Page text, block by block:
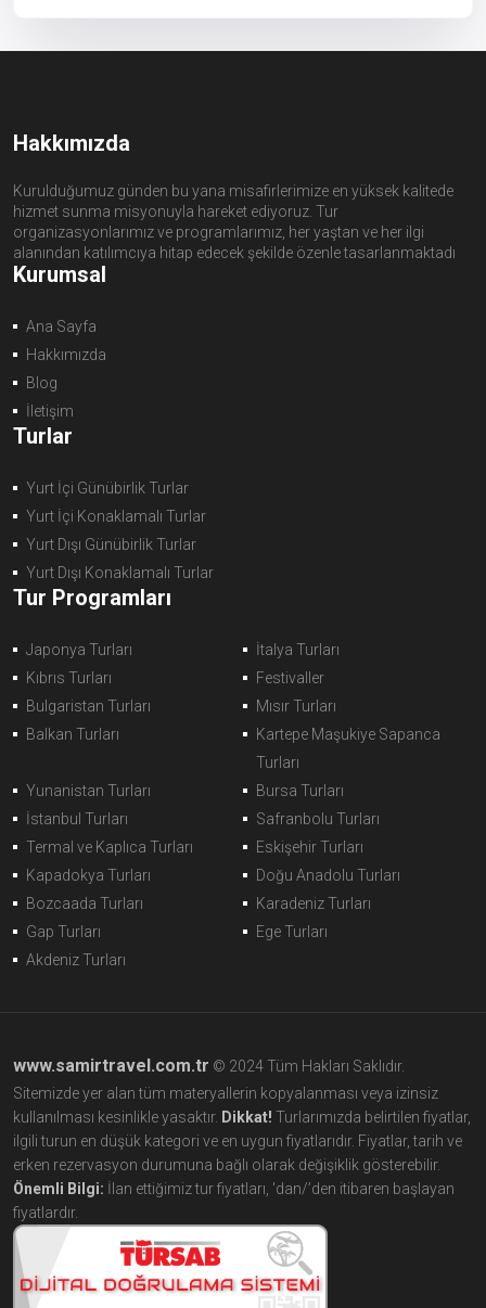
Hakkımızda
Kurulduğumuz günden bu yana misafirlerimize en yüksek kalitede
hizmet sunma misyonuyla hareket ediyoruz. Tur
organizasyonlarımız ve programlarımız, her yaştan ve her ilgi
alanından katılımcıya hitap edecek şekilde özenle tasarlanmaktadı
Kurumsal
Ana Sayfa
Hakkımızda
Blog
İletişim
Turlar
Yurt İçi Günübirlik Turlar
Yurt İçi Konaklamalı Turlar
Yurt Dışı Günübirlik Turlar
Yurt Dışı Konaklamalı Turlar
Tur Programları
Japonya Turları
İtalya Turları
Kıbrıs Turları
Festivaller
Bulgaristan Turları
Mısır Turları
Balkan Turları
Kartepe Maşukiye Sapanca
Turları
Yunanistan Turları
Bursa Turları
İstanbul Turları
Safranbolu Turları
Termal ve Kaplıca Turları
Eskişehir Turları
Kapadokya Turları
Doğu Anadolu Turları
Bozcaada Turları
Karadeniz Turları
Gap Turları
Ege Turları
Akdeniz Turları
www.samirtravel.com.tr © 2024 Tüm Hakları Saklıdır.
Sitemizde yer alan tüm materyallerin kopyalanması veya izinsiz
kullanılması kesinlikle yasaktır. Dikkat! Turlarımızda belirtilen fiyatlar,
ilgili turun en düşük kategori ve en uygun fiyatlarıdır. Fiyatlar, tarih ve
erken rezervasyon durumuna bağlı olarak değişiklik gösterebilir.
Önemli Bilgi: İlan ettiğimiz tur fiyatları, 'dan/’den itibaren başlayan
fiyatlardır.